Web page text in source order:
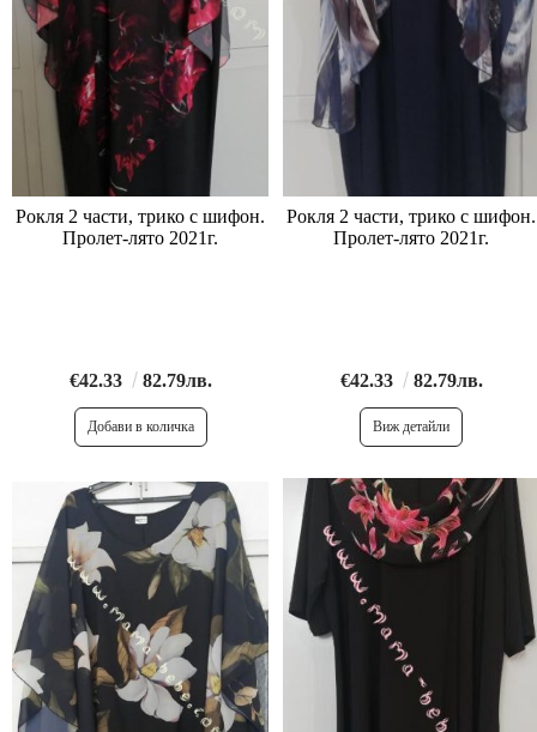
Рокля 2 части, трико с шифон.
Пролет-лято 2021г.
€42.33 82.79лв.
Рокля 2 части, трико с шифон.
Пролет-лято 2021г.
€42.33 82.79лв.
Виж детайли